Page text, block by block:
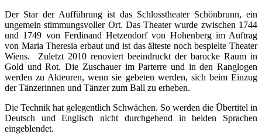
Der Star der Aufführung ist das Schlosstheater Schönbrunn, ein
ungemein stimmungsvoller Ort. Das Theater wurde zwischen 1744
und 1749 von Ferdinand Hetzendorf von Hohenberg im Auftrag
von Maria Theresia erbaut und ist das älteste noch bespielte Theater
Wiens. Zuletzt 2010 renoviert beeindruckt der barocke Raum in
Gold und Rot. Die Zuschauer im Parterre und in den Ranglogen
werden zu Akteuren, wenn sie gebeten werden, sich beim Einzug
der Tänzerinnen und Tänzer zum Ball zu erheben.
Die Technik hat gelegentlich Schwächen. So werden die Übertitel in
Deutsch und Englisch nicht durchgehend in beiden Sprachen
eingeblendet.